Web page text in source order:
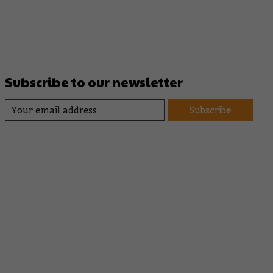
Subscribe to our newsletter
Subscribe